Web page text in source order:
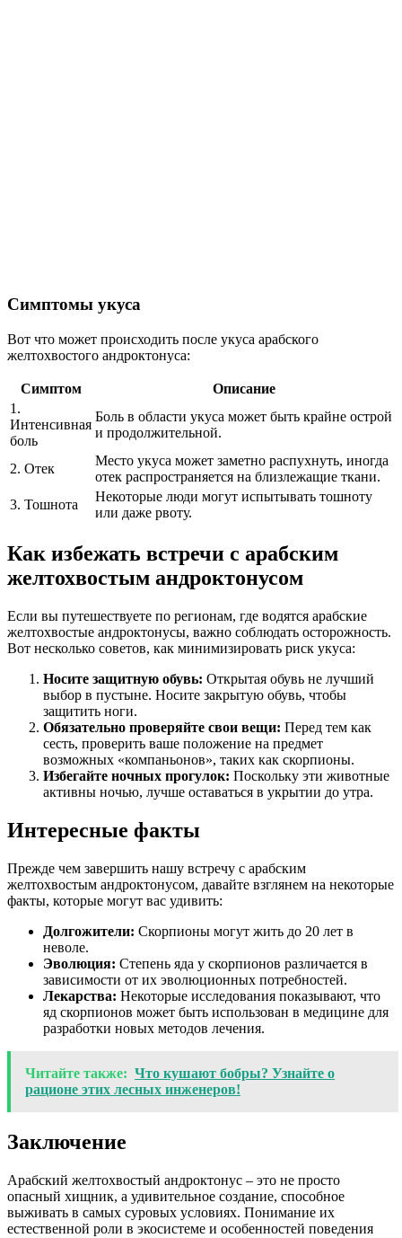
Симптомы укуса
Вот что может происходить после укуса арабского
желтохвостого андроктонуса:
Симптом
Описание
1.
Интенсивная
боль
Боль в области укуса может быть крайне острой
и продолжительной.
2. Отек
Место укуса может заметно распухнуть, иногда
отек распространяется на близлежащие ткани.
3. Тошнота
Некоторые люди могут испытывать тошноту
или даже рвоту.
Как избежать встречи с арабским
желтохвостым андроктонусом
Если вы путешествуете по регионам, где водятся арабские
желтохвостые андроктонусы, важно соблюдать осторожность.
Вот несколько советов, как минимизировать риск укуса:
Носите защитную обувь: Открытая обувь не лучший
выбор в пустыне. Носите закрытую обувь, чтобы
защитить ноги.
Обязательно проверяйте свои вещи: Перед тем как
сесть, проверить ваше положение на предмет
возможных «компаньонов», таких как скорпионы.
Избегайте ночных прогулок: Поскольку эти животные
активны ночью, лучше оставаться в укрытии до утра.
Интересные факты
Прежде чем завершить нашу встречу с арабским
желтохвостым андроктонусом, давайте взглянем на некоторые
факты, которые могут вас удивить:
Долгожители: Скорпионы могут жить до 20 лет в
неволе.
Эволюция: Степень яда у скорпионов различается в
зависимости от их эволюционных потребностей.
Лекарства: Некоторые исследования показывают, что
яд скорпионов может быть использован в медицине для
разработки новых методов лечения.
Читайте также: Что кушают бобры? Узнайте о
рационе этих лесных инженеров!
Заключение
Арабский желтохвостый андроктонус – это не просто
опасный хищник, а удивительное создание, способное
выживать в самых суровых условиях. Понимание их
естественной роли в экосистеме и особенностей поведения